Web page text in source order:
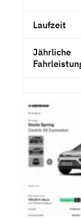
Laufzeit
Jährliche